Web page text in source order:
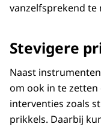
vanzelfsprekend te
Stevigere
Naast
om ook in te
interventies zoals
prikkels. Daarbij